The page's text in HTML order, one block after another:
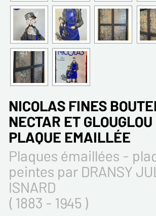
NICOLAS FINES
NECTAR ET
PLAQUE EMAILLÉE
Plaques émaillées -
peintes par DRANSY
ISNARD
( 1883 - 1945 )